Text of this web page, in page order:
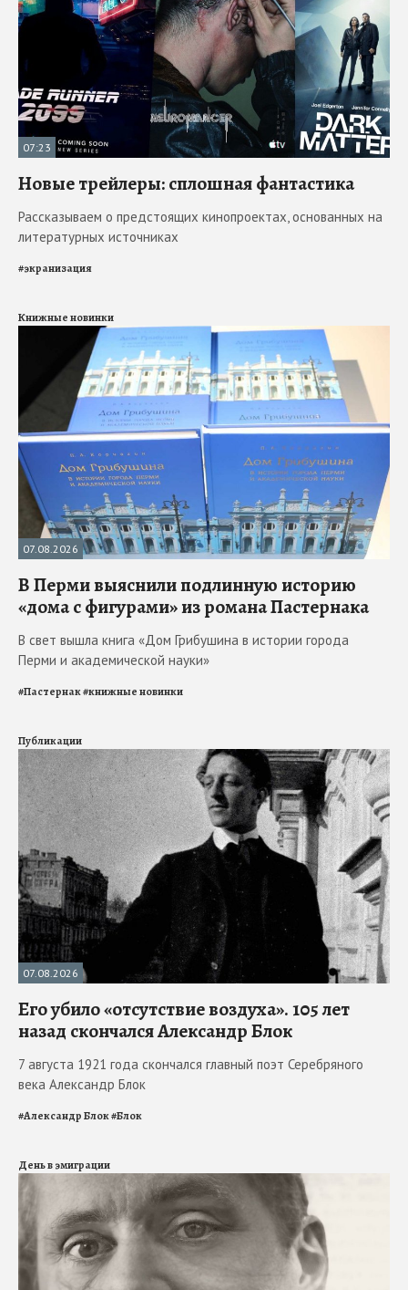
07:23
Новые трейлеры: сплошная фантастика
Рассказываем о предстоящих кинопроектах, основанных на
литературных источниках
#экранизация
Книжные новинки
07.08.2026
В Перми выяснили подлинную историю
«дома с фигурами» из романа Пастернака
В свет вышла книга «Дом Грибушина в истории города
Перми и академической науки»
#Пастернак#книжные новинки
Публикации
07.08.2026
Его убило «отсутствие воздуха». 105 лет
назад скончался Александр Блок
7 августа 1921 года скончался главный поэт Серебряного
века Александр Блок
#Александр Блок#Блок
День в эмиграции